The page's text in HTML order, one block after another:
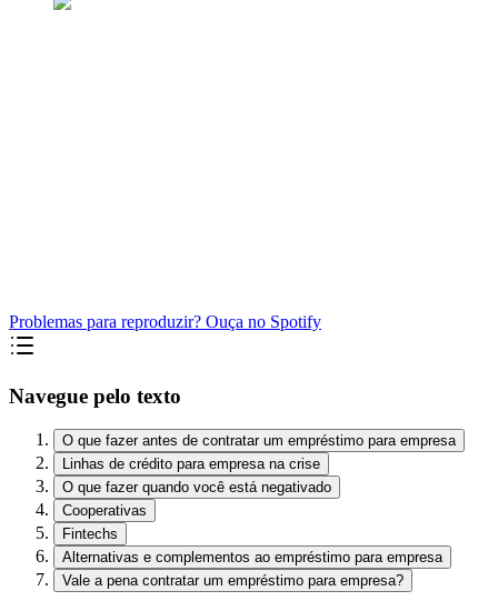
Problemas para reproduzir? Ouça no Spotify
Navegue pelo texto
O que fazer antes de contratar um empréstimo para empresa
Linhas de crédito para empresa na crise
O que fazer quando você está negativado
Cooperativas
Fintechs
Alternativas e complementos ao empréstimo para empresa
Vale a pena contratar um empréstimo para empresa?